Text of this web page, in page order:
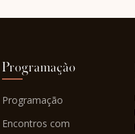
Programação
Programação
Encontros com